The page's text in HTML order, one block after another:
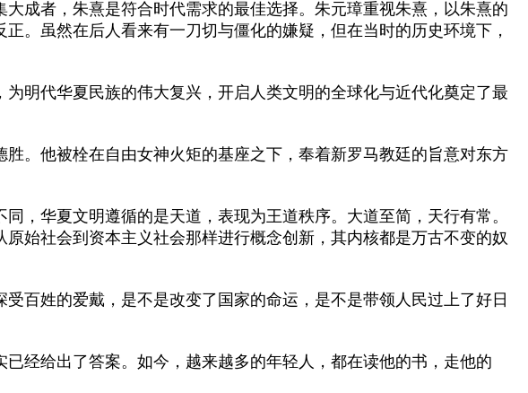
成者，朱熹是符合时代需求的最佳选择。朱元璋重视朱熹，以朱熹的
。虽然在后人看来有一刀切与僵化的嫌疑，但在当时的历史环境下，
代华夏民族的伟大复兴，开启人类文明的全球化与近代化奠定了最
他被栓在自由女神火矩的基座之下，奉着新罗马教廷的旨意对东方
华夏文明遵循的是天道，表现为王道秩序。大道至简，天行有常。
始社会到资本主义社会那样进行概念创新，其内核都是万古不变的奴
姓的爱戴，是不是改变了国家的命运，是不是带领人民过上了好日
经给出了答案。如今，越来越多的年轻人，都在读他的书，走他的